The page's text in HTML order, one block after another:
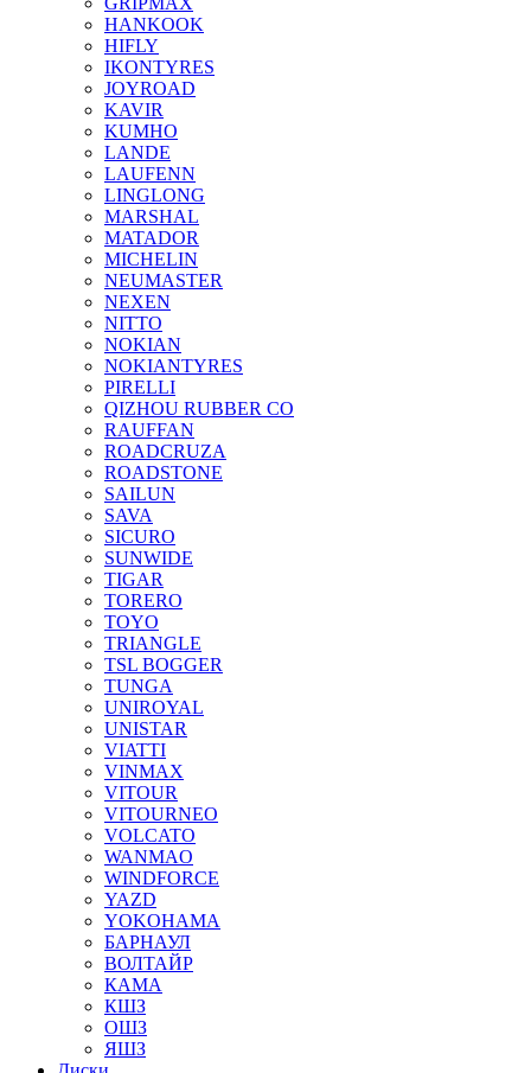
HANKOOK
HIFLY
IKONTYRES
JOYROAD
KAVIR
KUMHO
LANDE
LAUFENN
LINGLONG
MARSHAL
MATADOR
MICHELIN
NEUMASTER
NEXEN
NITTO
NOKIAN
NOKIANTYRES
PIRELLI
QIZHOU RUBBER CO
RAUFFAN
ROADCRUZA
ROADSTONE
SAILUN
SAVA
SICURO
SUNWIDE
TIGAR
TORERO
TOYO
TRIANGLE
TSL BOGGER
TUNGA
UNIROYAL
UNISTAR
VIATTI
VINMAX
VITOUR
VITOURNEO
VOLCATO
WANMAO
WINDFORCE
YAZD
YOKOHAMA
БАРНАУЛ
ВОЛТАЙР
КАМА
КШЗ
ОШЗ
ЯШЗ